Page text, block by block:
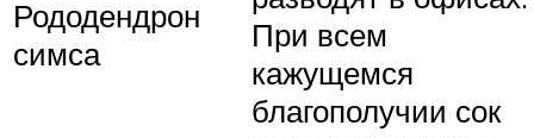
Рододендрон
симса
При всем
кажущемся
благополучии сок